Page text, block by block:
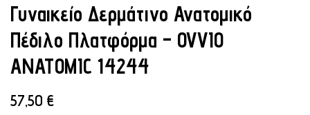
Γυναικείο Δερμάτινο Ανατομικό
Πέδιλο Πλατφόρμα – OVVIO
ANATOMIC 14244
57,50 €